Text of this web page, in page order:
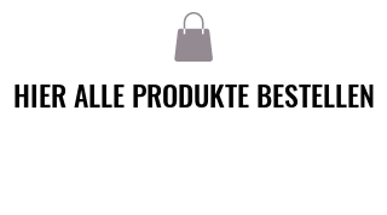
HIER ALLE PRODUKTE BESTELLEN
HIER ALLE PRODUKTE BESTELLEN